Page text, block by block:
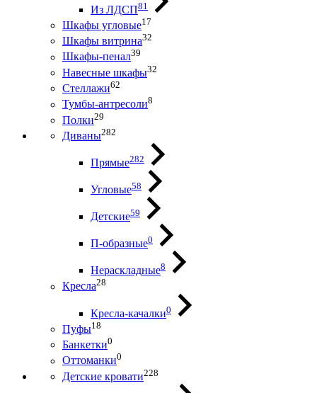
Из ЛДСП81
Шкафы угловые17
Шкафы витрина32
Шкафы-пенал39
Навесные шкафы32
Стеллажи62
Тумбы-антресоли8
Полки29
Диваны282
Прямые282
Угловые58
Детские59
П-образные0
Нераскладные8
Кресла28
Кресла-качалки0
Пуфы18
Банкетки0
Оттоманки0
Детские кровати228